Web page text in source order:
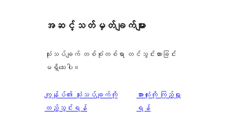
အဆင့်သတ်မှတ်ချက်များ
သုံးသပ်ချက် တစ်စုံတစ်ရာ တင်သွင်းထားခြင်း
မရှိသေးပါ။
ကျွန်ုပ်၏ သုံးသပ်ချက်ကို
ထည့်သွင်းရန်
သုံးသပ်
ချက်
အားလုံးကို ကြည့်ရှု
ရန်